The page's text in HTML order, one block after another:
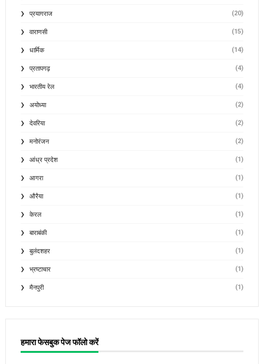
प्रयागराज (20)
वाराणसी (15)
धार्मिक (14)
प्रतापगढ़ (4)
भारतीय रेल (4)
अयोध्या (2)
देवरिया (2)
मनोरंजन (2)
आंध्र प्रदेश (1)
आगरा (1)
औरैया (1)
केरल (1)
बाराबंकी (1)
बुलंदशहर (1)
भ्रष्टाचार (1)
मैनपुरी (1)
हमारा फेसबुक पेज फॉलो करें